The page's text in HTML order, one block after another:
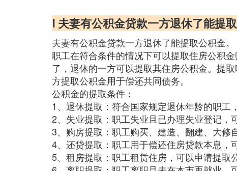
Ⅰ 夫妻有公积金贷款一方退休了能提
夫妻有公积金贷款一方退休了能提取公积金。
职工在符合条件的情况下可以提取住房公积
了，退休的一方可以提取其住房公积金。提
方提取公积金用于偿还共同债务。
公积金的提取条件：
1、退休提取：符合国家规定退休年龄的职工
2、失业提取：职工失业且已办理失业登记，
3、购房提取：职工购买、建造、翻建、大修
4、还贷提取：职工用于偿还住房贷款本息，
5、租房提取：职工租赁住房，可以申请提取